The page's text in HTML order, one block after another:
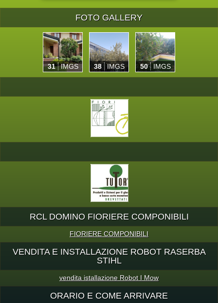
FOTO GALLERY
31 IMGS 38 IMGS 50 IMGS
RCL DOMINO FIORIERE COMPONIBILI
FIORIERE COMPONIBILI
VENDITA E INSTALLAZIONE ROBOT RASERBA
STIHL
vendita istallazione Robot I Mow
ORARIO E COME ARRIVARE